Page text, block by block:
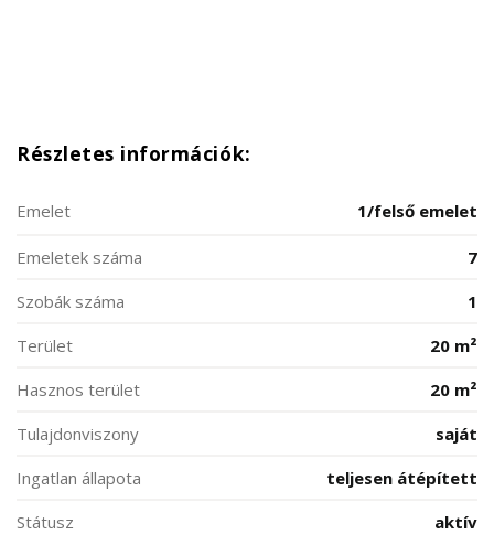
Részletes információk:
Emelet 1/felső emelet
Emeletek száma
7
Szobák száma
1
Terület
20 m²
Hasznos terület
20 m²
Tulajdonviszony
saját
Ingatlan állapota
teljesen átépített
Státusz
aktív